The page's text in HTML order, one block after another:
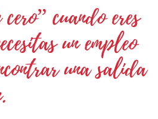
cuando eres
un empleo
una salida